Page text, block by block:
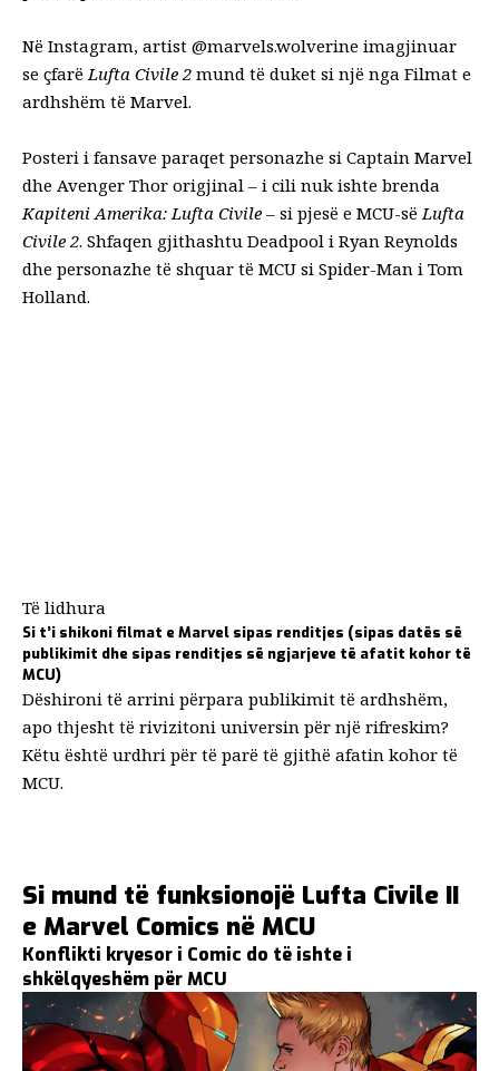
Në Instagram, artist @marvels.wolverine imagjinuar
se çfarë Lufta Civile 2 mund të duket si një nga Filmat e
ardhshëm të Marvel.
Posteri i fansave paraqet personazhe si Captain Marvel
dhe Avenger Thor origjinal – i cili nuk ishte brenda
Kapiteni Amerika: Lufta Civile – si pjesë e MCU-së Lufta
Civile 2. Shfaqen gjithashtu Deadpool i Ryan Reynolds
dhe personazhe të shquar të MCU si Spider-Man i Tom
Holland.
Të lidhura
Si t’i shikoni filmat e Marvel sipas renditjes (sipas datës së
publikimit dhe sipas renditjes së ngjarjeve të afatit kohor të
MCU)
Dëshironi të arrini përpara publikimit të ardhshëm,
apo thjesht të rivizitoni universin për një rifreskim?
Këtu është urdhri për të parë të gjithë afatin kohor të
MCU.
Si mund të funksionojë Lufta Civile II
e Marvel Comics në MCU
Konflikti kryesor i Comic do të ishte i
shkëlqyeshëm për MCU